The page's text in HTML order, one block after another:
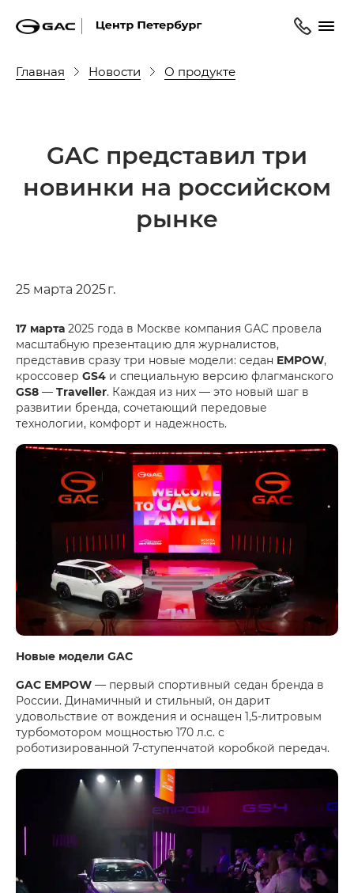
Главная Новости О продукте
GAC представил три
новинки на российском
рынке
25 марта 2025 г.
17 марта 2025 года в Москве компания GAC провела
масштабную презентацию для журналистов,
представив сразу три новые модели: седан EMPOW,
кроссовер GS4 и специальную версию флагманского
GS8 — Traveller. Каждая из них — это новый шаг в
развитии бренда, сочетающий передовые
технологии, комфорт и надежность.
Новые модели GAC
GAC EMPOW — первый спортивный седан бренда в
России. Динамичный и стильный, он дарит
удовольствие от вождения и оснащен 1,5-литровым
турбомотором мощностью 170 л.с. с
роботизированной 7-ступенчатой коробкой передач.